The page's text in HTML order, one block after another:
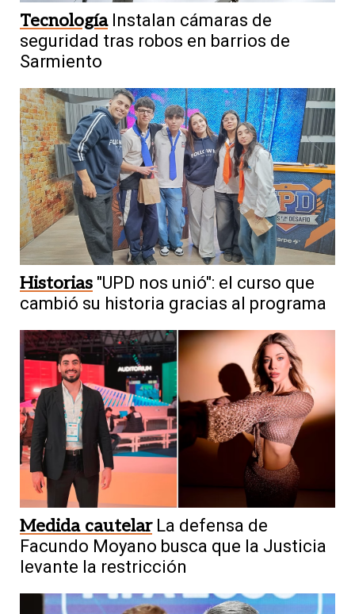
Tecnología Instalan cámaras de
seguridad tras robos en barrios de
Sarmiento
Historias "UPD nos unió": el curso que
cambió su historia gracias al programa
Medida cautelar La defensa de
Facundo Moyano busca que la Justicia
levante la restricción